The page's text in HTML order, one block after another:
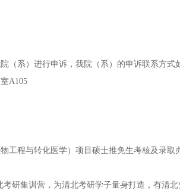
（系）进行申诉，我院（系）的申诉联系方式
A105
工程与转化医学）项目硕士推免生考核及录取
研集训营，为清北考研学子量身打造，有清北